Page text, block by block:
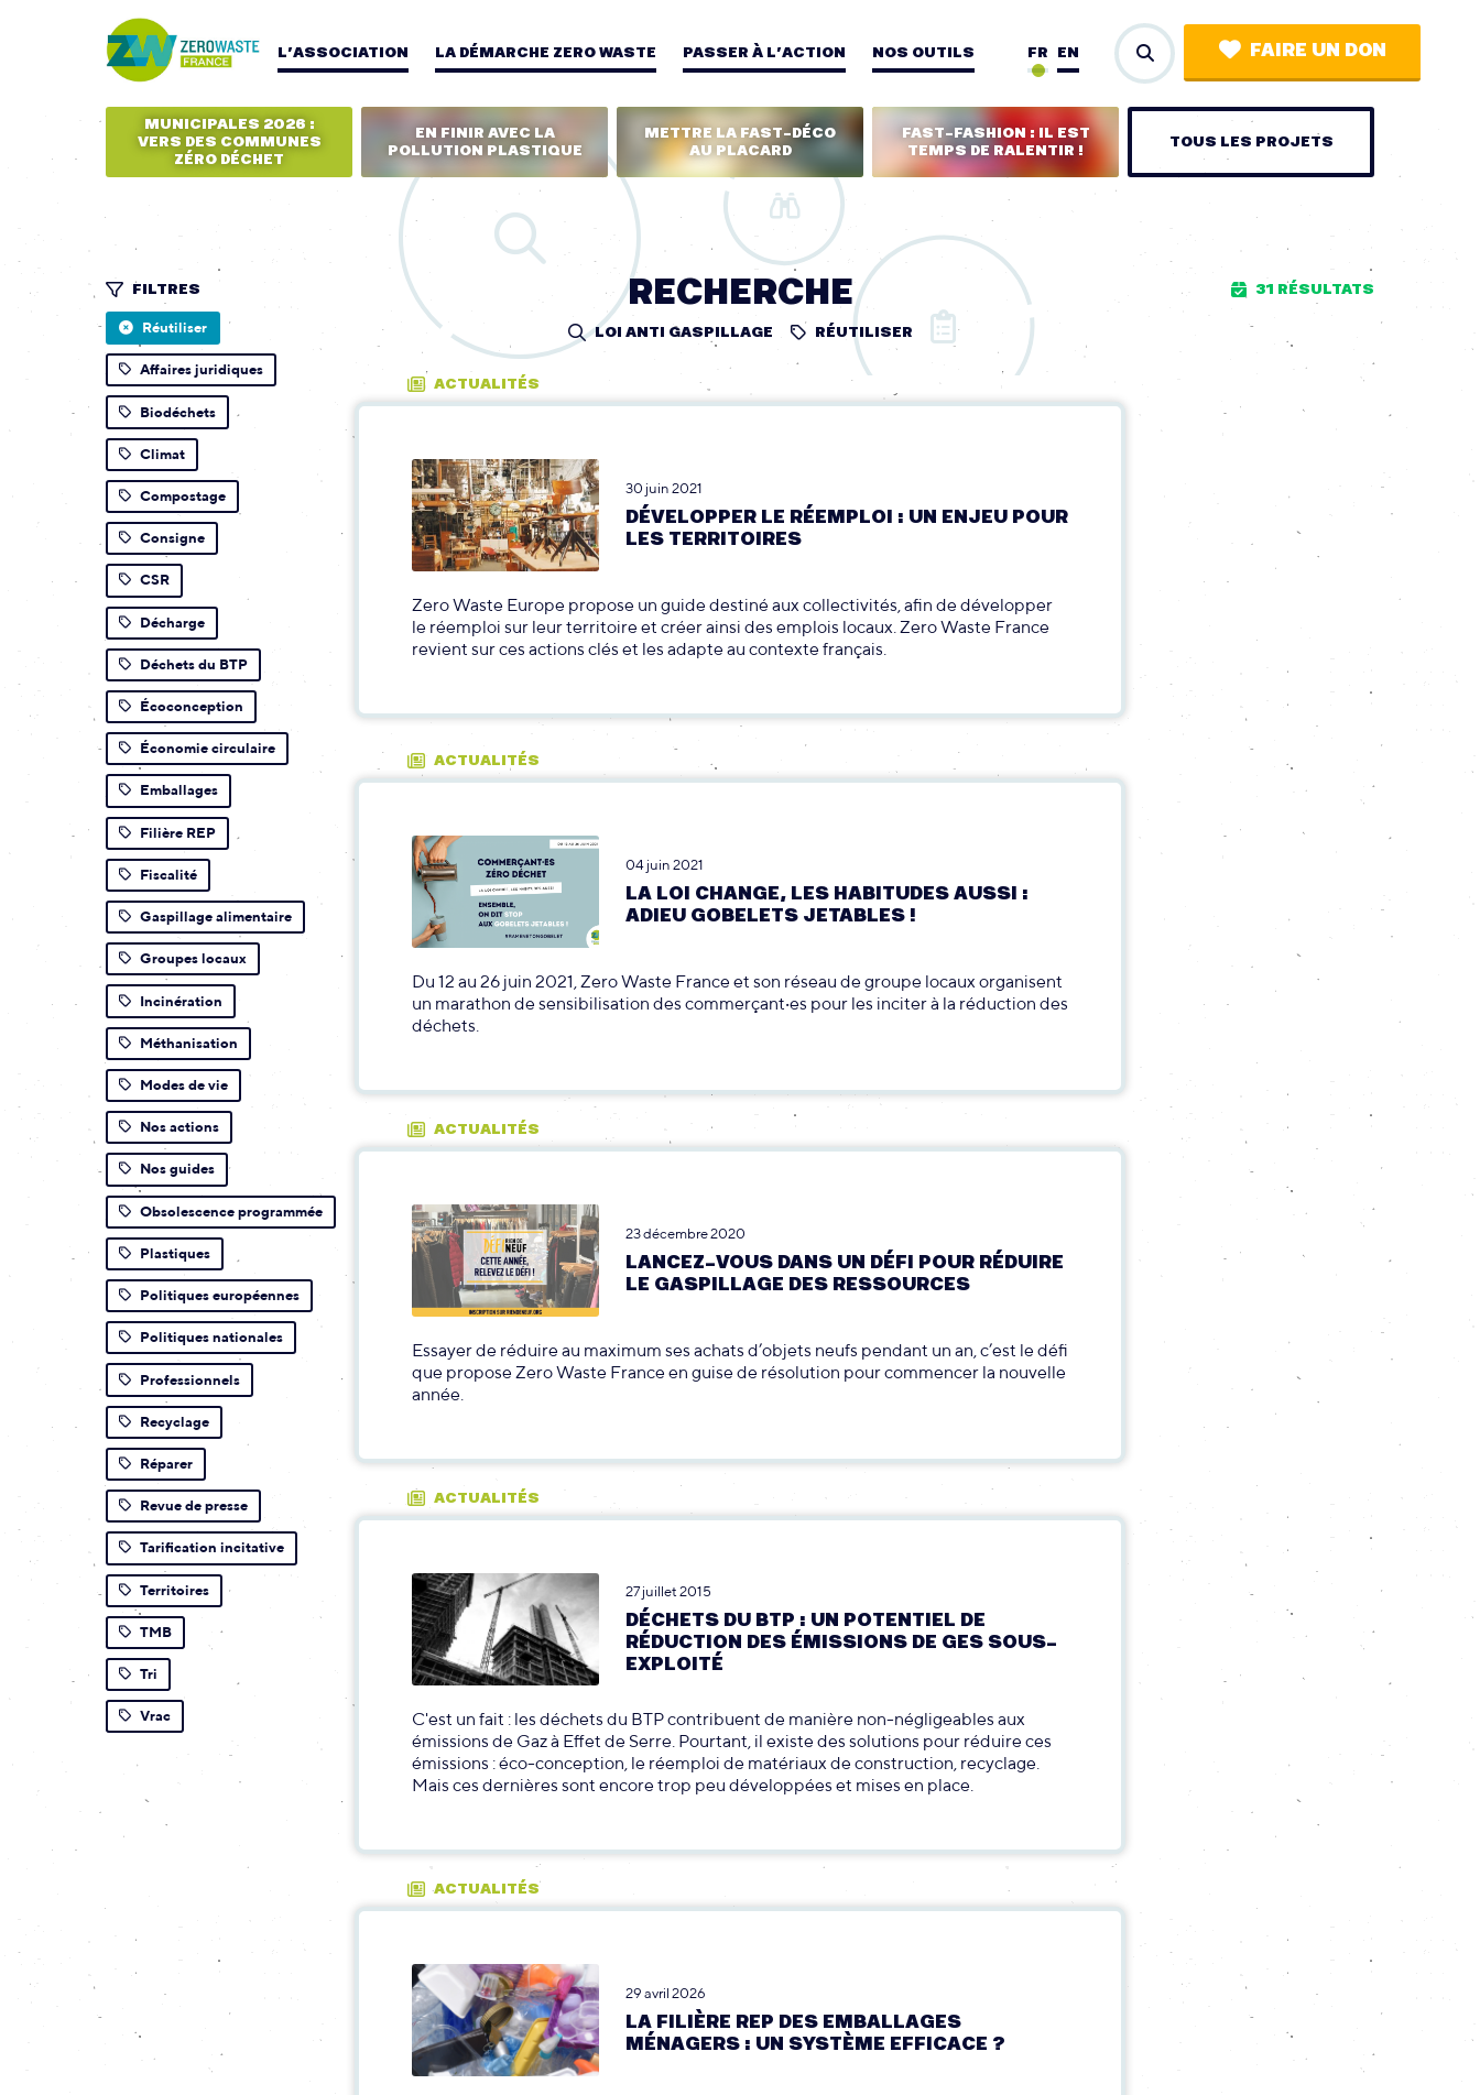
L’ASSOCIATION LA DÉMARCHE ZERO WASTE PASSER À L’ACTION NOS OUTILS EN
FR FAIRE UN DON
MUNICIPALES 2026 :
VERS DES COMMUNES
ZÉRO DÉCHET
EN FINIR AVEC LA
POLLUTION PLASTIQUE
METTRE LA FAST-DÉCO
AU PLACARD
FAST-FASHION : IL EST
TEMPS DE RALENTIR !
TOUS LES PROJETS
FILTRES
Réutiliser
Affaires juridiques
Biodéchets
Climat
Compostage
Consigne
CSR
Décharge
Déchets du BTP
Écoconception
Économie circulaire
Emballages
Filière REP
Fiscalité
Gaspillage alimentaire
Groupes locaux
Incinération
Méthanisation
Modes de vie
Nos actions
Nos guides
Obsolescence programmée
Plastiques
Politiques européennes
Politiques nationales
Professionnels
Recyclage
Réparer
Revue de presse
Tarification incitative
Territoires
TMB
Tri
Vrac
RECHERCHE
LOI ANTI GASPILLAGE RÉUTILISER
ACTUALITÉS
30 juin 2021
DÉVELOPPER LE RÉEMPLOI : UN ENJEU POUR
LES TERRITOIRES
Zero Waste Europe propose un guide destiné aux collectivités, afin de développer
le réemploi sur leur territoire et créer ainsi des emplois locaux. Zero Waste France
revient sur ces actions clés et les adapte au contexte français.
ACTUALITÉS
04 juin 2021
LA LOI CHANGE, LES HABITUDES AUSSI :
ADIEU GOBELETS JETABLES !
Du 12 au 26 juin 2021, Zero Waste France et son réseau de groupe locaux organisent
un marathon de sensibilisation des commerçant‧es pour les inciter à la réduction des
déchets.
ACTUALITÉS
23 décembre 2020
LANCEZ-VOUS DANS UN DÉFI POUR RÉDUIRE
LE GASPILLAGE DES RESSOURCES
Essayer de réduire au maximum ses achats d’objets neufs pendant un an, c’est le défi
que propose Zero Waste France en guise de résolution pour commencer la nouvelle
année.
ACTUALITÉS
27 juillet 2015
DÉCHETS DU BTP : UN POTENTIEL DE
RÉDUCTION DES ÉMISSIONS DE GES SOUS-
EXPLOITÉ
C'est un fait : les déchets du BTP contribuent de manière non-négligeables aux
émissions de Gaz à Effet de Serre. Pourtant, il existe des solutions pour réduire ces
émissions : éco-conception, le réemploi de matériaux de construction, recyclage.
Mais ces dernières sont encore trop peu développées et mises en place.
ACTUALITÉS
29 avril 2026
LA FILIÈRE REP DES EMBALLAGES
MÉNAGERS : UN SYSTÈME EFFICACE ?
31 RÉSULTATS